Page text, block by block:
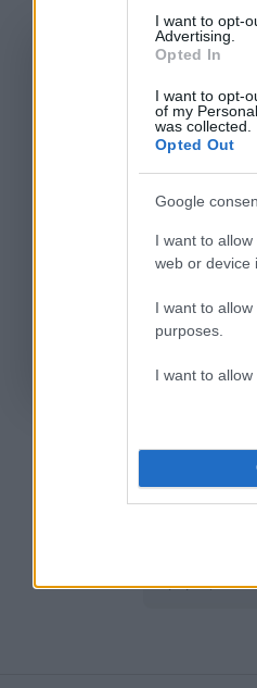
I want to opt-
Advertising.
Opted In
I want to opt-
of my
was collected.
Opted Out
Google
I want to
web or device
I want to
purposes.
I want to
ημέρας